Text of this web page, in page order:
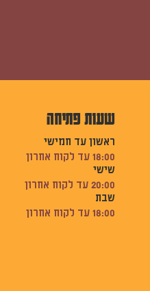
שעות פתיחה
ראשון עד חמישי
18:00 עד לקוח אחרון
שישי
20:00 עד לקוח אחרון
שבת
18:00 עד לקוח אחרון